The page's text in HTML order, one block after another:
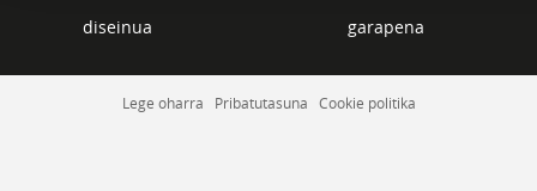
diseinua garapena
Lege oharra Pribatutasuna Cookie politika